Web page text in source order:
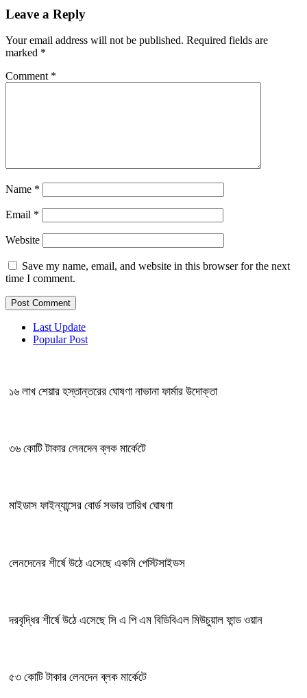
Leave a Reply
Your email address will not be published. Required fields are
marked *
Comment *
Name *
Email *
Website
Save my name, email, and website in this browser for the next
time I comment.
Last Update
Popular Post
১৬ লাখ শেয়ার হস্তান্তরের ঘোষণা নাভানা ফার্মার উদোক্তা
৩৬ কোটি টাকার লেনদেন ব্লক মার্কেটে
মাইডাস ফাইন্যান্সের বোর্ড সভার তারিখ ঘোষণা
লেনদেনের শীর্ষে উঠে এসেছে একমি পেস্টিসাইডস
দরবৃদ্ধির শীর্ষে উঠে এসেছে সি এ পি এম বিডিবিএল মিউচুয়াল ফান্ড ওয়ান
৫৩ কোটি টাকার লেনদেন ব্লক মার্কেটে